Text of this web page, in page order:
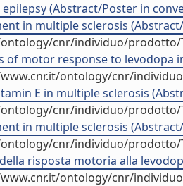
(Abstract/Poster in
in multiple sclerosis
cnr/individuo/prodotto/
of motor response to levodopa
ontology/cnr/
E in multiple sclerosis
cnr/individuo/prodotto/
in multiple sclerosis
cnr/individuo/prodotto/
risposta motoria alla
ontology/cnr/